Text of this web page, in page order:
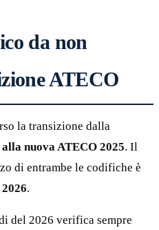
da non
ATECO
la transizione dalla
nuova ATECO 2025. Il
di entrambe le codifiche è
.
del 2026 verifica sempre